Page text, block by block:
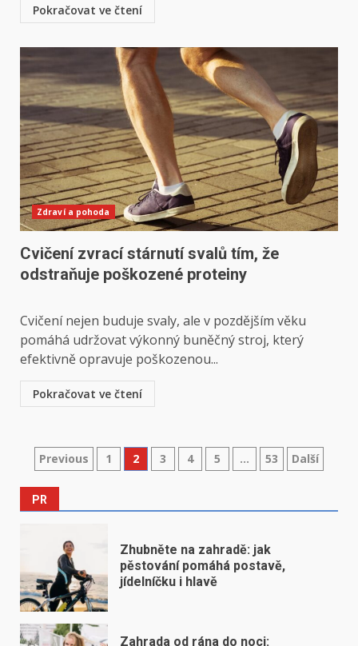
Pokračovat ve čtení
Zdraví a pohoda
Cvičení zvrací stárnutí svalů tím, že
odstraňuje poškozené proteiny
Cvičení nejen buduje svaly, ale v pozdějším věku
pomáhá udržovat výkonný buněčný stroj, který
efektivně opravuje poškozenou...
Pokračovat ve čtení
Stránkování
příspěvků
Previous 1 2 3 4 5 … 53 Další
PR
Zhubněte na zahradě: jak
pěstování pomáhá postavě,
jídelníčku i hlavě
Zahrada od rána do noci: